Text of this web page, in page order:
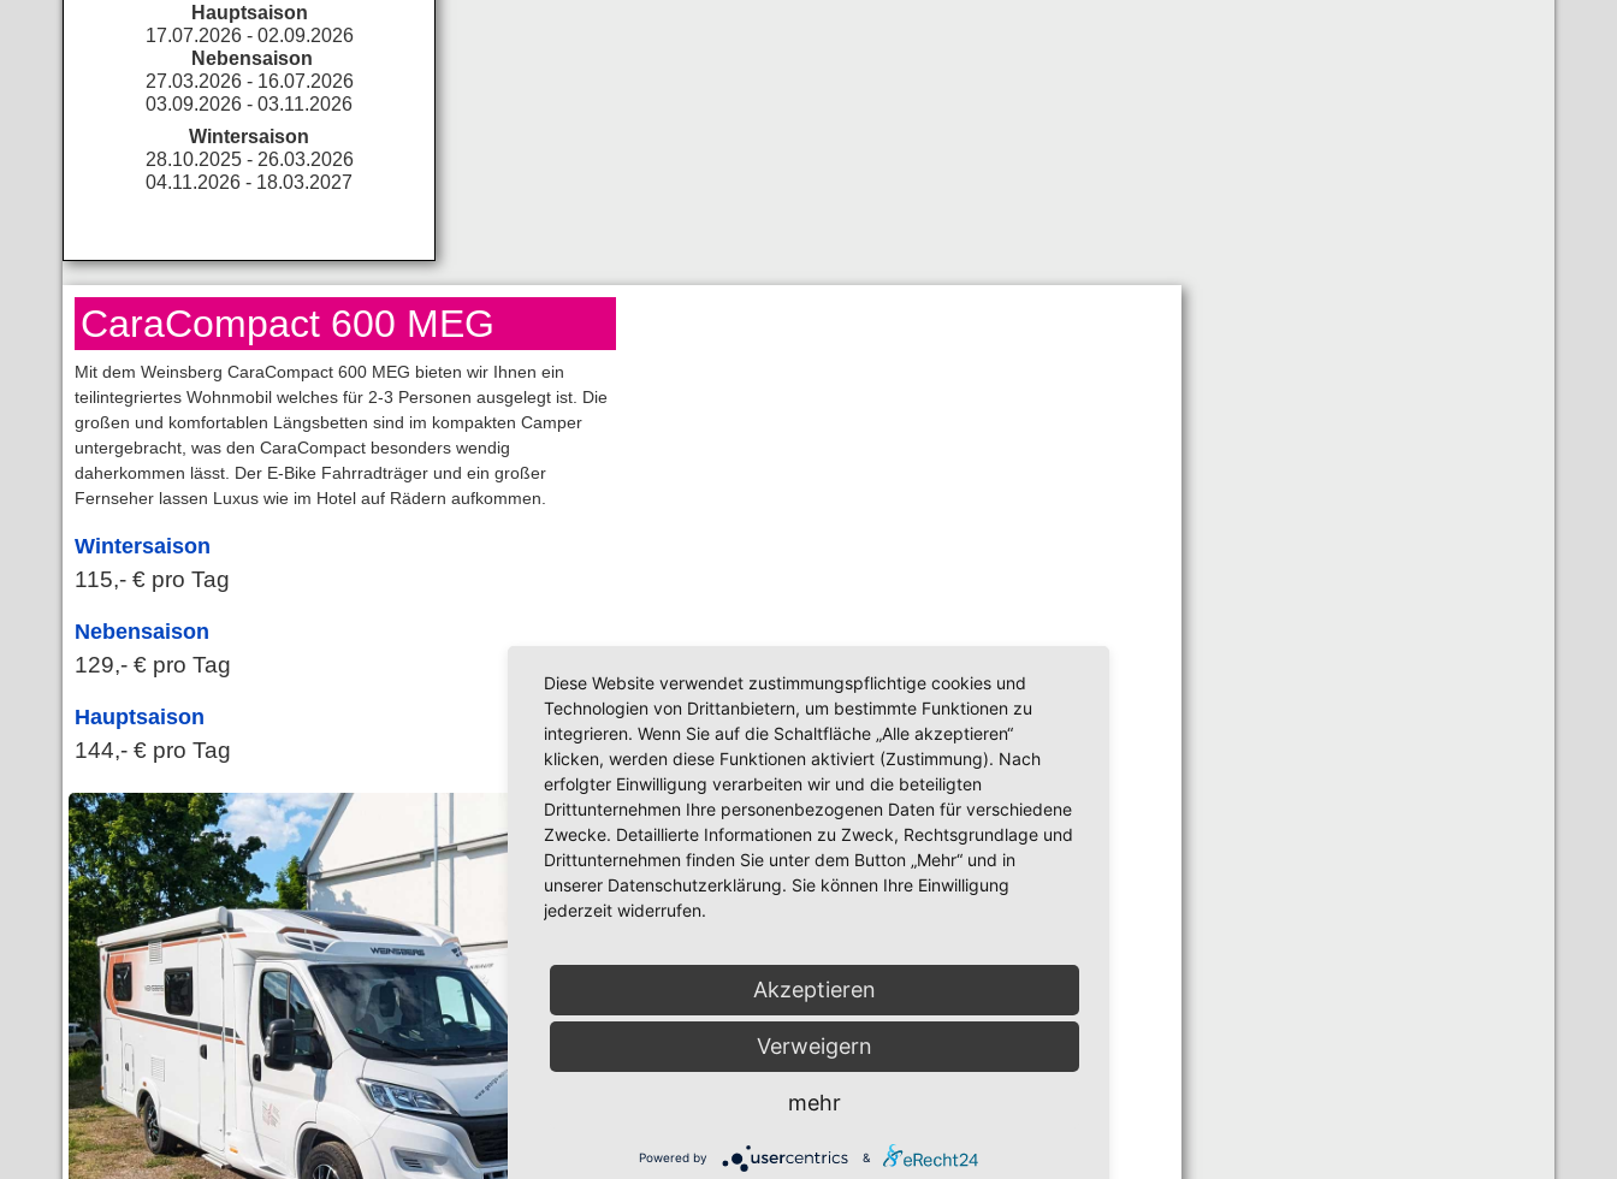
Hauptsaison
17.07.2026 - 02.09.2026
Nebensaison
27.03.2026 - 16.07.2026
03.09.2026 - 03.11.2026
Wintersaison
28.10.2025 - 26.03.2026
04.11.2026 - 18.03.2027
CaraCompact 600 MEG
Mit dem Weinsberg CaraCompact 600 MEG bieten wir Ihnen ein
teilintegriertes Wohnmobil welches für 2-3 Personen ausgelegt ist. Die
großen und komfortablen Längsbetten sind im kompakten Camper
untergebracht, was den CaraCompact besonders wendig
daherkommen lässt. Der E-Bike Fahrradträger und ein großer
Fernseher lassen Luxus wie im Hotel auf Rädern aufkommen.
Wintersaison
115,- € pro Tag
Nebensaison
129,- € pro Tag
Hauptsaison
144,- € pro Tag
Diese Website verwendet zustimmungspflichtige cookies und
Technologien von Drittanbietern, um bestimmte Funktionen zu
integrieren. Wenn Sie auf die Schaltfläche „Alle akzeptieren“
klicken, werden diese Funktionen aktiviert (Zustimmung). Nach
erfolgter Einwilligung verarbeiten wir und die beteiligten
Drittunternehmen Ihre personenbezogenen Daten für verschiedene
Zwecke. Detaillierte Informationen zu Zweck, Rechtsgrundlage und
Drittunternehmen finden Sie unter dem Button „Mehr“ und in
unserer Datenschutzerklärung. Sie können Ihre Einwilligung
jederzeit widerrufen.
Akzeptieren
Verweigern
mehr
Powered by &